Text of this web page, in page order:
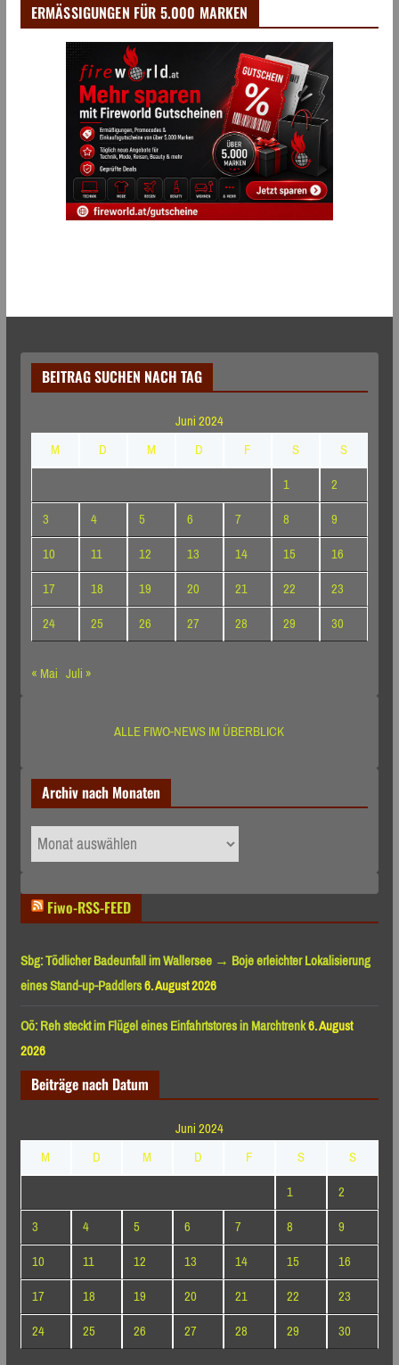
ERMÄSSIGUNGEN FÜR 5.000 MARKEN
BEITRAG SUCHEN NACH TAG
Juni 2024
M
D M D F S
S
1
2
3
4 5 6 7 8
9
10
11 12 13 14 15
16
17
18 19 20 21 22
23
24
25 26 27 28 29
30
« Mai Juli »
ALLE FIWO-NEWS IM ÜBERBLICK
Archiv nach Monaten
Archiv
nach
Fiwo-RSS-FEED
Sbg: Tödlicher Badeunfall im Wallersee → Boje erleichter Lokalisierung
eines Stand-up-Paddlers6. August 2026
Oö: Reh steckt im Flügel eines Einfahrtstores in Marchtrenk6. August
2026
Beiträge nach Datum
Juni 2024
M
D M D F S
S
1
2
3
4 5 6 7 8
9
10
11 12 13 14 15
16
17
18 19 20 21 22
23
24
25 26 27 28 29 30